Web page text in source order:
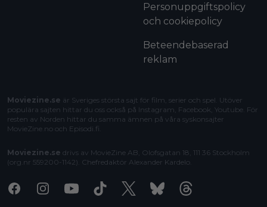
Personuppgiftspolicy
och cookiepolicy
Beteendebaserad
reklam
Moviezine.se är Sveriges största sajt för film, serier och spel. Utöver
populära sajten hittar du oss också på Instagram, Facebook, Youtube. För
resten av Norden hittar du samma ämnen på våra syskonsajter
MovieZine.no och Episodi.fi
Moviezine.se drivs av MovieZine AB, Olofsgatan 18, 111 36 Stockholm
(org.nr 559200-1142). Chefredaktör Alexander Kardelo
FacebookInstagramYoutubeTiktok X BlueskyThreads